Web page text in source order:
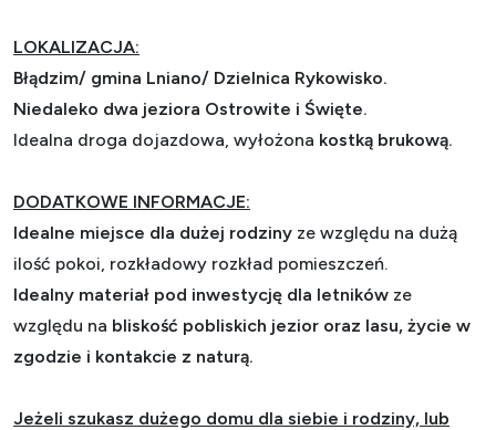
LOKALIZACJA:
Błądzim/ gmina Lniano/ Dzielnica Rykowisko.
Niedaleko dwa jeziora Ostrowite i Święte.
Idealna droga dojazdowa, wyłożona kostką brukową.
DODATKOWE INFORMACJE:
Idealne miejsce dla dużej rodziny ze względu na dużą
ilość pokoi, rozkładowy rozkład pomieszczeń.
Idealny materiał pod inwestycję dla letników ze
względu na bliskość pobliskich jezior oraz lasu, życie w
zgodzie i kontakcie z naturą.
Jeżeli szukasz dużego domu dla siebie i rodziny, lub